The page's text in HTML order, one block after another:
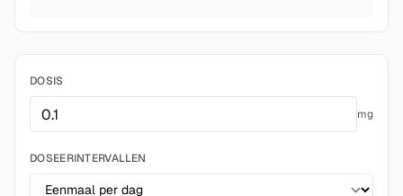
DOSIS
mg
DOSEERINTERVALLEN